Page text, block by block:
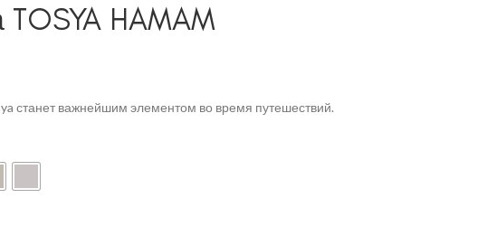
HAMAM
станет важнейшим элементом во время путешествий.